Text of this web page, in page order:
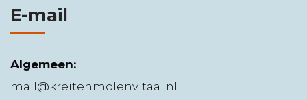
E-mail
Algemeen:
mail@kreitenmolenvitaal.nl